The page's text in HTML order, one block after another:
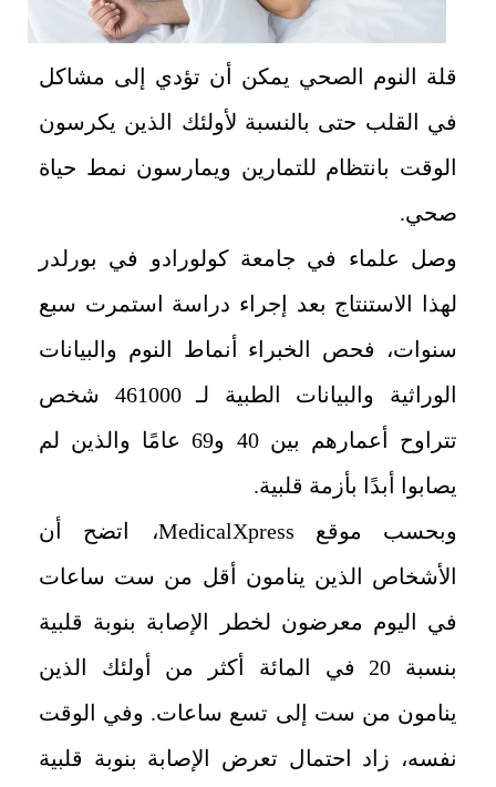
قلة النوم الصحي يمكن أن تؤدي إلى مشاكل
في القلب حتى بالنسبة لأولئك الذين يكرسون
الوقت بانتظام للتمارين ويمارسون نمط حياة
صحي.
وصل علماء في جامعة كولورادو في بورلدر
لهذا الاستنتاج بعد إجراء دراسة استمرت سبع
سنوات، فحص الخبراء أنماط النوم والبيانات
الوراثية والبيانات الطبية لـ 461000 شخص
تتراوح أعمارهم بين 40 و69 عامًا والذين لم
يصابوا أبدًا بأزمة قلبية.
وبحسب موقع MedicalXpress، اتضح أن
الأشخاص الذين ينامون أقل من ست ساعات
في اليوم معرضون لخطر الإصابة بنوبة قلبية
بنسبة 20 في المائة أكثر من أولئك الذين
ينامون من ست إلى تسع ساعات. وفي الوقت
نفسه، زاد احتمال تعرض الإصابة بنوبة قلبية